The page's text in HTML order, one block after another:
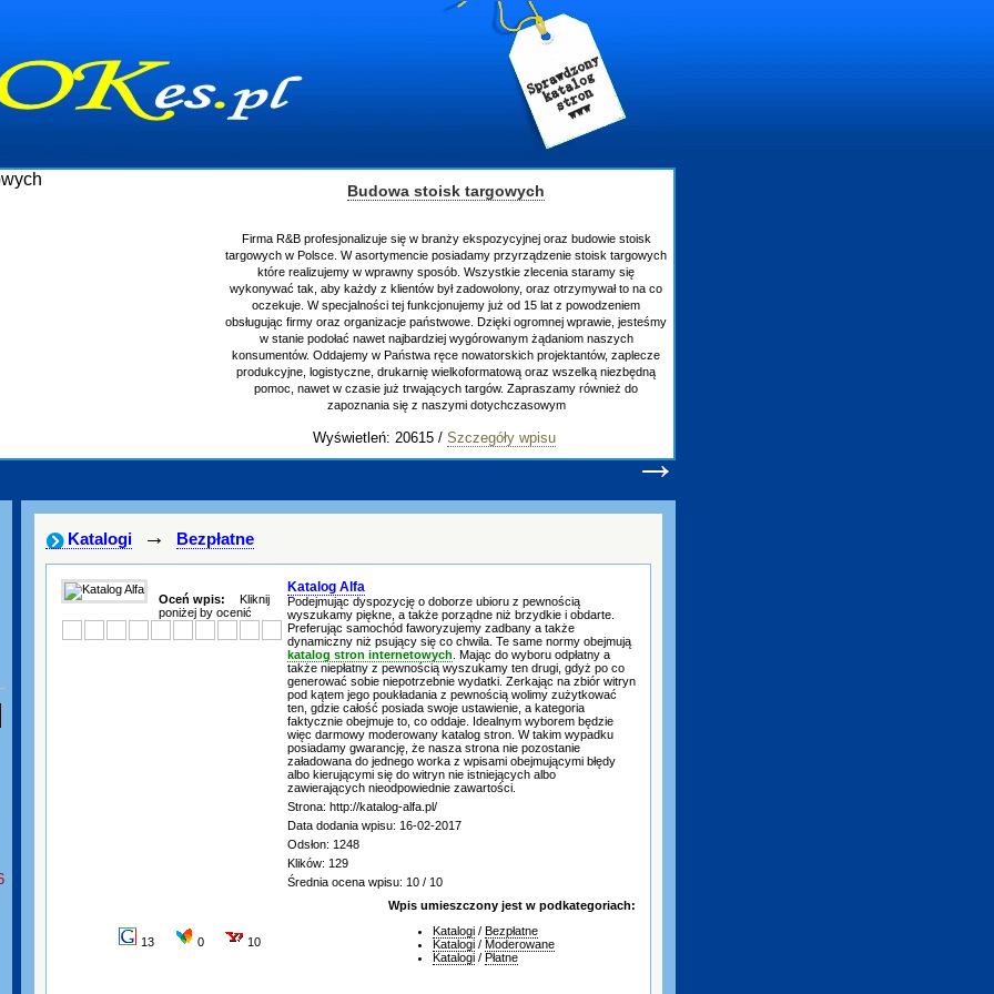
Budowa stoisk targowych
Firma R&B profesjonalizuje się w branży ekspozycyjnej oraz budowie stoisk
targowych w Polsce. W asortymencie posiadamy przyrządzenie stoisk targowych
które realizujemy w wprawny sposób. Wszystkie zlecenia staramy się
wykonywać tak, aby każdy z klientów był zadowolony, oraz otrzymywał to na co
oczekuje. W specjalności tej funkcjonujemy już od 15 lat z powodzeniem
obsługując firmy oraz organizacje państwowe. Dzięki ogromnej wprawie, jesteśmy
w stanie podołać nawet najbardziej wygórowanym żądaniom naszych
konsumentów. Oddajemy w Państwa ręce nowatorskich projektantów, zaplecze
produkcyjne, logistyczne, drukarnię wielkoformatową oraz wszelką niezbędną
pomoc, nawet w czasie już trwających targów. Zapraszamy również do
zapoznania się z naszymi dotychczasowym
Wyświetleń: 20615 / Szczegóły wpisu
→
Katalogi → Bezpłatne
Oceń wpis:
Kliknij
poniżej by ocenić
Katalog Alfa
Podejmując dyspozycję o doborze ubioru z pewnością
wyszukamy piękne, a także porządne niż brzydkie i obdarte.
Preferując samochód faworyzujemy zadbany a także
dynamiczny niż psujący się co chwila. Te same normy obejmują
katalog stron internetowych . Mając do wyboru odpłatny a
także niepłatny z pewnością wyszukamy ten drugi, gdyż po co
generować sobie niepotrzebnie wydatki. Zerkając na zbiór witryn
pod kątem jego poukładania z pewnością wolimy zużytkować
ten, gdzie całość posiada swoje ustawienie, a kategoria
faktycznie obejmuje to, co oddaje. Idealnym wyborem będzie
więc darmowy moderowany katalog stron. W takim wypadku
posiadamy gwarancję, że nasza strona nie pozostanie
załadowana do jednego worka z wpisami obejmującymi błędy
albo kierującymi się do witryn nie istniejących albo
zawierających nieodpowiednie zawartości.
Strona: http://katalog-alfa.pl/
Data dodania wpisu: 16-02-2017
Odsłon: 1248
Klików: 129
Średnia ocena wpisu: 10 / 10
13 0 10
Wpis umieszczony jest w podkategoriach:
Katalogi / Bezpłatne
Katalogi / Moderowane
Katalogi / Płatne